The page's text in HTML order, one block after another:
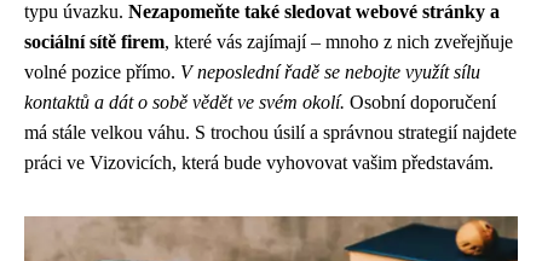
typu úvazku. Nezapomeňte také sledovat webové stránky a
sociální sítě firem, které vás zajímají – mnoho z nich zveřejňuje
volné pozice přímo. V neposlední řadě se nebojte využít sílu
kontaktů a dát o sobě vědět ve svém okolí. Osobní doporučení
má stále velkou váhu. S trochou úsilí a správnou strategií najdete
práci ve Vizovicích, která bude vyhovovat vašim představám.